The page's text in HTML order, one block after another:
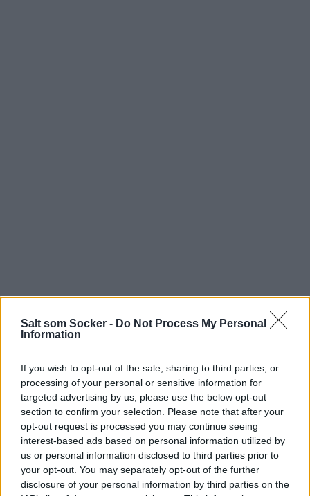
Salt som Socker - Do Not Process My Personal
Information
If you wish to opt-out of the sale, sharing to third parties, or
processing of your personal or sensitive information for
targeted advertising by us, please use the below opt-out
section to confirm your selection. Please note that after your
opt-out request is processed you may continue seeing
interest-based ads based on personal information utilized by
us or personal information disclosed to third parties prior to
your opt-out. You may separately opt-out of the further
disclosure of your personal information by third parties on the
Så nöjd med hur slutresultatet blev, och extra kul att
grymmaste Emma Landström tog så fina bilder. Emma
är en av mina närmsta vänner som jag verkligen inte kan
klara mig utan, imorse tränade vi (halvbra) på gymmet
för att sen käka långfrukost. Typiskt oss och väl värda
såklart. Så in på länken och kolla in hur fina bilderna
blev och läs hela artikeln. Jag gillar den verkligen. Bjuder